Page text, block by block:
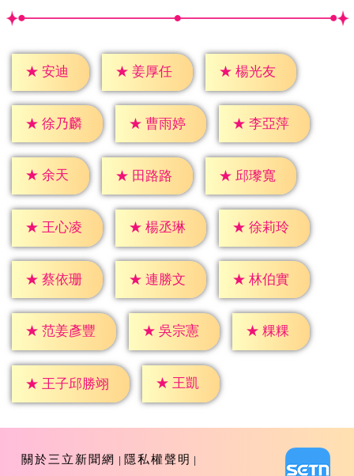
★ 安迪 ★ 姜厚任 ★ 楊光友
★ 徐乃麟 ★ 曹雨婷 ★ 李亞萍
★ 余天 ★ 田路路 ★ 邱瓈寬
★ 王心凌 ★ 楊丞琳 ★ 徐莉玲
★ 蔡依珊 ★ 連勝文 ★ 林伯實
★ 范姜彥豐 ★ 吳宗憲 ★ 粿粿
★ 王子邱勝翊 ★ 王凱
關於三立新聞網
隱私權聲明